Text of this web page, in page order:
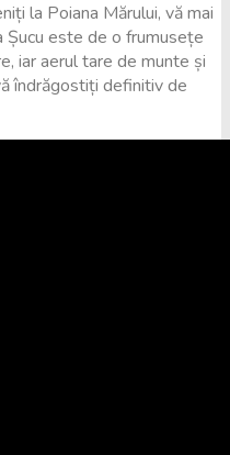
la Poiana Mărului, vă mai
Șucu este de o frumusețe
iar aerul tare de munte și
îndrăgostiți definitiv de